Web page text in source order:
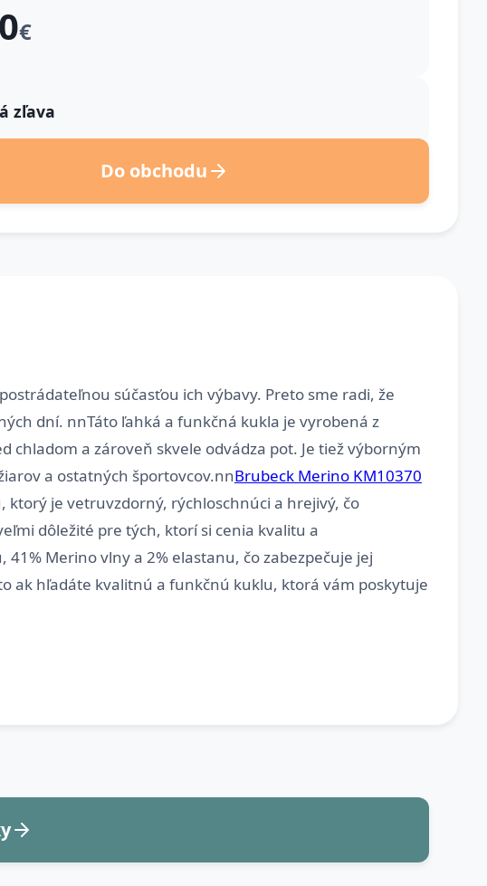
€
zľava
Do obchodu
súčasťou ich výbavy. Preto sme radi, že
dní. nnTáto ľahká a funkčná kukla je vyrobená z
a zároveň skvele odvádza pot. Je tiež výborným
a ostatných športovcov.nnBrubeck Merino KM10370
ktorý je vetruvzdorný, rýchloschnúci a hrejivý, čo
dôležité pre tých, ktorí si cenia kvalitu a
Merino vlny a 2% elastanu, čo zabezpečuje jej
ak hľadáte kvalitnú a funkčnú kuklu, ktorá vám poskytuje